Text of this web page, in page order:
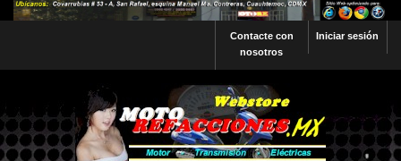
Iniciar sesión
Contacte con
nosotros